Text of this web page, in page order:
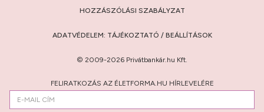
HOZZÁSZÓLÁSI SZABÁLYZAT
ADATVÉDELEM: TÁJÉKOZTATÓ / BEÁLLÍTÁSOK
© 2009-2026 Privátbankár.hu Kft.
FELIRATKOZÁS AZ ÉLETFORMA.HU HÍRLEVELÉRE